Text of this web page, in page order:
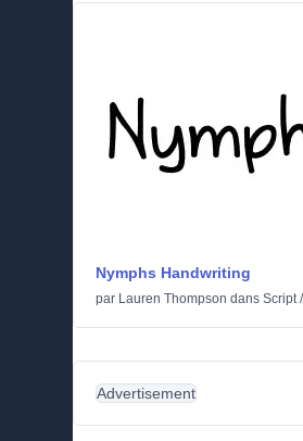
Nymphs Handwriting
par Lauren Thompson dans Script/
Advertisement